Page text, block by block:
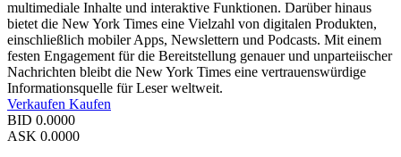
multimediale Inhalte und interaktive Funktionen. Darüber hinaus
bietet die New York Times eine Vielzahl von digitalen Produkten,
einschließlich mobiler Apps, Newslettern und Podcasts. Mit einem
festen Engagement für die Bereitstellung genauer und unparteiischer
Nachrichten bleibt die New York Times eine vertrauenswürdige
Informationsquelle für Leser weltweit.
Verkaufen Kaufen
BID 0.0000
ASK 0.0000